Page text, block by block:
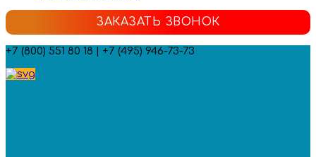
ЗАКАЗАТЬ ЗВОНОК
+7 (800) 551 80 18 | +7 (495) 946-73-73